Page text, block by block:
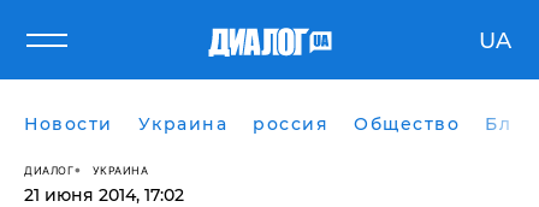
UA
Новости Украина россия Общество
ДИАЛОГ УКРАИНА
21 июня 2014, 17:02